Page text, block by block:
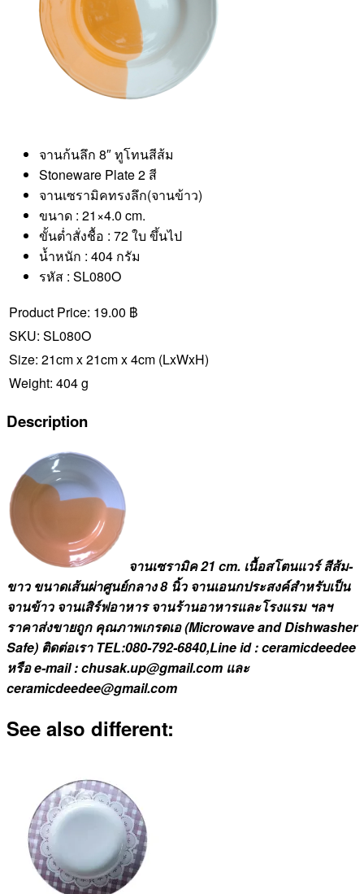
จานก้นลึก 8″ ทูโทนสีส้ม
Stoneware Plate 2 สี
จานเซรามิคทรงลึก(จานข้าว)
ขนาด : 21×4.0 cm.
ขั้นต่ำสั่งชื้อ : 72 ใบ ขึ้นไป
น้ำหนัก : 404 กรัม
รหัส : SL080O
Product Price: 19.00 ฿
SKU: SL080O
Size: 21cm x 21cm x 4cm (LxWxH)
Weight: 404 g
Description
จานเซรามิค 21 cm. เนื้อสโตนแวร์ สีส้ม-
ขาว ขนาดเส้นผ่าศูนย์กลาง 8 นิ้ว จานเอนกประสงค์สำหรับเป็น
จานข้าว จานเสิร์ฟอาหาร จานร้านอาหารและโรงแรม ฯลฯ
ราคาส่งขายถูก คุณภาพเกรดเอ (Microwave and Dishwasher
Safe) ติดต่อเรา TEL:080-792-6840,Line id : ceramicdeedee
หรือ e-mail : chusak.up@gmail.com และ
ceramicdeedee@gmail.com
See also different: